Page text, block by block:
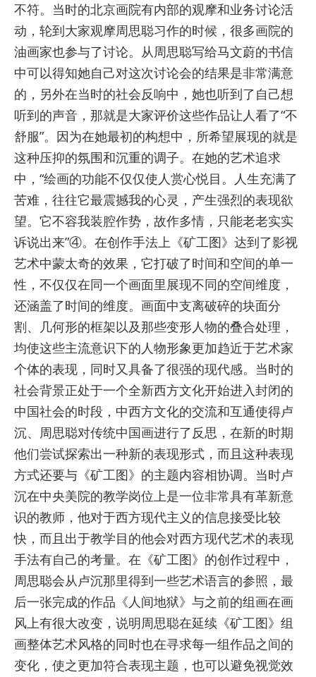
不符。当时的北京画院有内部的观摩和业务讨论活
动，轮到大家观摩周思聪习作的时候，很多画院的
油画家也参与了讨论。从周思聪写给马文蔚的书信
中可以得知她自己对这次讨论会的结果是非常满意
的，另外在当时的社会反响中，她也听到了自己想
听到的声音，那就是大家评价这些作品让人看了“不
舒服”。因为在她最初的构想中，所希望展现的就是
这种压抑的氛围和沉重的调子。在她的艺术追求
中，“绘画的功能不仅仅使人赏心悦目。人生充满了
苦难，往往它最震撼我的心灵，产生强烈的表现欲
望。它不容我装腔作势，故作多情，只能老老实实
诉说出来”④。在创作手法上《矿工图》达到了影视
艺术中蒙太奇的效果，它打破了时间和空间的单一
性，不仅仅在同一个画面里展现不同的空间维度，
还涵盖了时间的维度。画面中支离破碎的块面分
割、几何形的框架以及那些变形人物的叠合处理，
均使这些主流意识下的人物形象更加趋近于艺术家
个体的表现，同时又具备了很强的现代感。当时的
社会背景正处于一个全新西方文化开始进入封闭的
中国社会的时段，中西方文化的交流和互通使得卢
沉、周思聪对传统中国画进行了反思，在新的时期
他们尝试探索出一种新的表现形式，而且这种表现
方式还要与《矿工图》的主题内容相协调。当时卢
沉在中央美院的教学岗位上是一位非常具有革新意
识的教师，他对于西方现代主义的信息接受比较
快，而且出于教学目的他会对西方现代艺术的表现
手法有自己的考量。在《矿工图》的创作过程中，
周思聪会从卢沉那里得到一些艺术语言的参照，最
后一张完成的作品《人间地狱》与之前的组画在画
风上有很大改变，说明周思聪在延续《矿工图》组
画整体艺术风格的同时也在寻求每一组作品之间的
变化，使之更加符合表现主题，也可以避免视觉效